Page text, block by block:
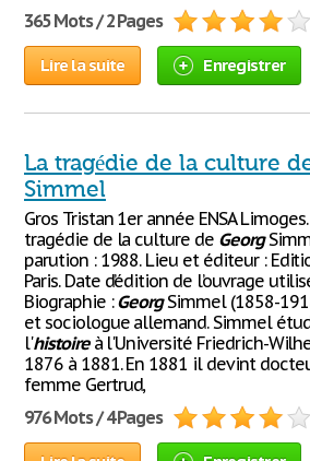
365 Mots / 2 Pages
Lire la suite Enregistrer
La tragédie de la culture
Simmel
Gros Tristan 1er année ENSA
tragédie de la culture de Georg
parution : 1988. Lieu et éditeur :
Paris. Date d’édition de l’ouvrage
Biographie :GeorgSimmel (1858-
et sociologue allemand. Simmel
l'histoireà l'Université Friedrich-
1876 à 1881. En 1881 il devint
femme Gertrud,
976 Mots / 4 Pages